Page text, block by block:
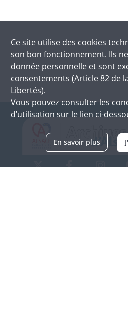
Ce site utilise des cookies
son bon fonctionnement. Ils
donnée personnelle et sont
consentements (Article 82 de
Libertés).
Vous pouvez consulter les
d’utilisation sur le lien ci-
En savoir plus